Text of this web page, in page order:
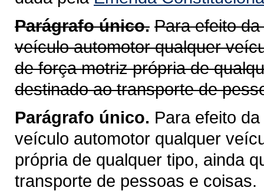
Parágrafo único. Para efeito
veículo automotor qualquer
de força motriz própria de
destinado ao transporte de
Parágrafo único. Para efeito
veículo automotor qualquer
própria de qualquer tipo, ainda
transporte de pessoas e coisas.